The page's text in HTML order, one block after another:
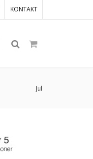
KONTAKT
Jul